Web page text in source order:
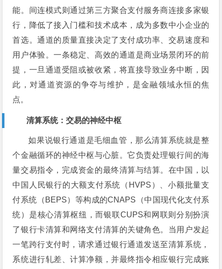
能。间连模式则通过第三方聚合支付服务商连接多家银
行，降低了接入门槛和技术成本，成为多数中小企业的
首选。通道的质量直接决定了支付成功率、交易速度和
用户体验。一条稳定、高效的通道是商业场景闭环的前
提，一旦通道受阻或被收紧，将直接导致业务中断，因
此，对通道资源的争夺与维护，是金融领域永恒的焦
点。
清算系统：交易的神经中枢
如果说银行通道是毛细血管，那么清算系统就是整
个金融循环的神经中枢与心脏。它负责处理银行间的海
量交易指令，完成资金的最终清算与结算。在中国，以
中国人民银行的大额支付系统（HVPS）、小额批量支
付系统（BEPS）等构成的CNAPS（中国现代化支付系
统）是核心清算枢纽，而银联CUPS和网联则分别扮演
了银行卡清算和网络支付清算的关键角色。当用户发起
一笔跨行支付时，请求通过银行通道发送至清算系统，
系统进行轧差、计算净额，并最终指令相应银行完成账